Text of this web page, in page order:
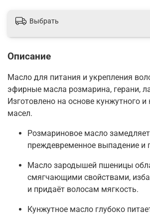
Выбрать
Описание
Масло для питания и укрепления
эфирные масла розмарина, герани,
Изготовлено на основе кунжутного и
масел.
Розмариновое масло замедляет
преждевременное выпадение и
Масло зародышей пшеницы
смягчающими свойствами,
и придаёт волосам мягкость.
Кунжутное масло глубоко